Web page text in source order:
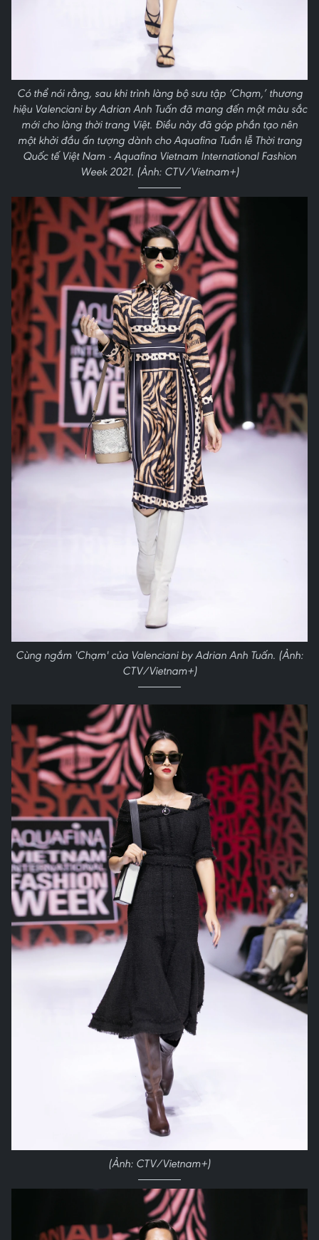
Có thể nói rằng, sau khi trình làng bộ sưu tập ‘Chạm,’ thương
hiệu Valenciani by Adrian Anh Tuấn đã mang đến một màu sắc
mới cho làng thời trang Việt. Điều này đã góp phần tạo nên
một khởi đầu ấn tượng dành cho Aquafina Tuần lễ Thời trang
Quốc tế Việt Nam - Aquafina Vietnam International Fashion
Week 2021. (Ảnh: CTV/Vietnam+)
Cùng ngắm 'Chạm' của Valenciani by Adrian Anh Tuấn. (Ảnh:
CTV/Vietnam+)
(Ảnh: CTV/Vietnam+)